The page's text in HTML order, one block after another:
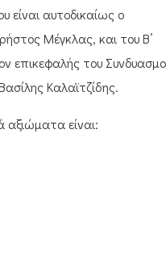
είναι αυτοδικαίως ο
Μέγκλας, και του Β’
επικεφαλής του
Καλαϊτζίδης.
είναι: